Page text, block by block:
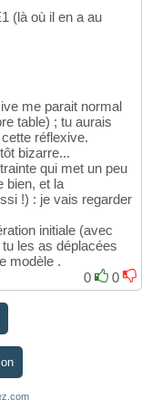
(là où il en a au
me parait normal
table) ; tu aurais
réflexive.
bizarre...
qui met un peu
bien, et la
!) : je vais regarder
initiale (avec
les as déplacées
modèle .
0
0